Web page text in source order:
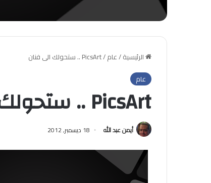
الرئيسية/عام/PicsArt .. ستحولك الى فنان
عام
PicsArt .. ستحولك الى فنان
أيمن عبد الله 18 ديسمبر, 2012